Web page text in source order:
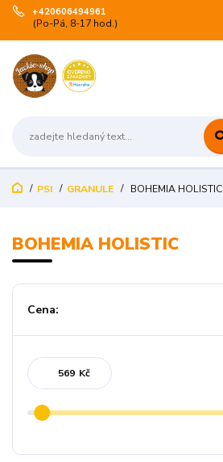
+420606494961
(Po-Pá, 8-17 hod.)
PSI GRANULE BOHEMIA HOLISTIC
BOHEMIA HOLISTIC
Cena:
Kč